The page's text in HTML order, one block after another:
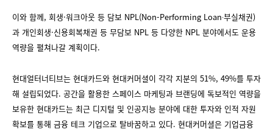
이와 함께, 회생·워크아웃 등 담보 NPL(Non-Performing Loan∙부실채권)
과 개인회생·신용회복채권 등 무담보 NPL 등 다양한 NPL 분야에서도 운용
역량을 펼쳐나갈 계획이다.
현대얼터너티브는 현대카드와 현대커머셜이 각각 지분의 51%, 49%를 투자
해 설립되었다. 공간을 활용한 스페이스 마케팅과 브랜딩에 독보적인 역량을
보유한 현대카드는 최근 디지털 및 인공지능 분야에 대한 투자와 인적 자원
확보를 통해 금융 테크 기업으로 탈바꿈하고 있다. 현대커머셜은 기업금융